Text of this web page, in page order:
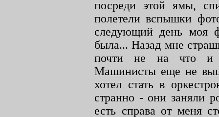
посреди этой ямы,
полетели вспышки
следующий день моя
была... Назад мне
почти не на что и
Машинисты еще не
хотел стать в
странно - они заняли
есть справа от меня